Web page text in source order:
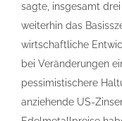
sagte, insgesamt
weiterhin das
wirtschaftliche
bei Veränderungen
pessimistischere
anziehende US-